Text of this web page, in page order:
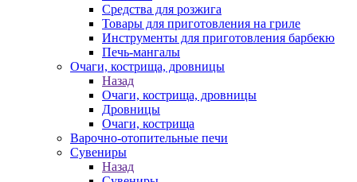
Средства для розжига
Товары для приготовления на гриле
Инструменты для приготовления барбекю
Печь-мангалы
Очаги, кострища, дровницы
Назад
Очаги, кострища, дровницы
Дровницы
Очаги, кострища
Варочно-отопительные печи
Сувениры
Назад